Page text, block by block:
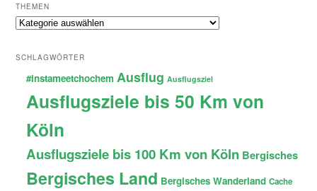
THEMEN
Themen
SCHLAGWÖRTER
#instameetchochem Ausflug Ausflugsziel
Ausflugsziele bis 50 Km von
Köln
Ausflugsziele bis 100 Km von Köln Bergisches
Bergisches Land Bergisches Wanderland Cache